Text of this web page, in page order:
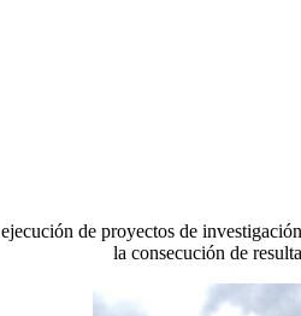
de proyectos de
la consecución de